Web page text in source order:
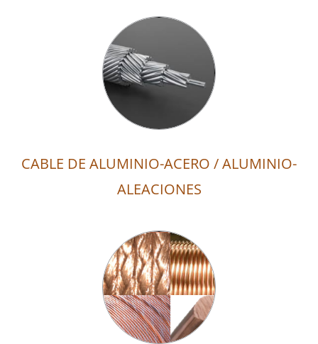
CABLE DE ALUMINIO-ACERO / ALUMINIO-
ALEACIONES